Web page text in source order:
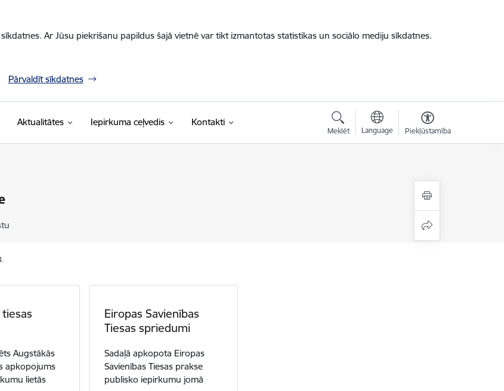
Ar Jūsu piekrišanu papildus šajā vietnē var tikt izmantotas statistikas un sociālo mediju sīkdatnes.
Pārvaldīt sīkdatnes
Aktualitātes Iepirkuma ceļvedis Kontakti
Meklēt Language Piekļūstamība
Augstākās
apkopojums
lietās
Eiropas Savienības
Tiesas spriedumi
Sadaļā apkopota Eiropas
Savienības Tiesas prakse
publisko iepirkumu jomā